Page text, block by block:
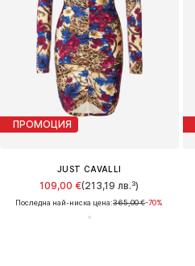
ПРОМОЦИЯ
JUST CAVALLI
109,00 €(213,19 лв.³)
Последна най-ниска цена:365,00 €-70%